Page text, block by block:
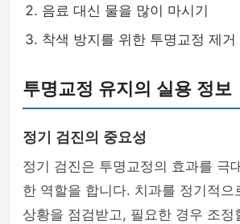
음료 대신 물을 많이 마시기
착색 방지를 위한 투명교정 제거
투명교정 유지의 실용 정보
정기 검진의 중요성
정기 검진은 투명교정의 효과를 극
한 역할을 합니다. 치과를 정기적으
상황을 점검받고, 필요한 경우 조정